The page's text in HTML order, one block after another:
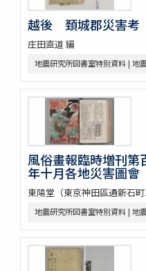
越後 頚城郡災害
庄田直道 編
地震研究所図書室特別資料 | 地
風俗畫報臨時増刊
年十月各地災害圖會
東陽堂（東京神田區通新石町
地震研究所図書室特別資料 | 地